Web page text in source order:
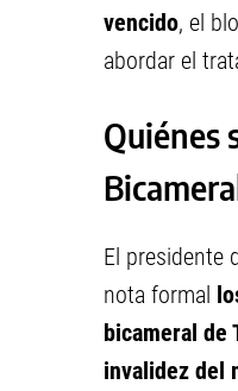
vencido, el
abordar el
Quiénes
El presidente
nota formal
bicameral de
invalidez del